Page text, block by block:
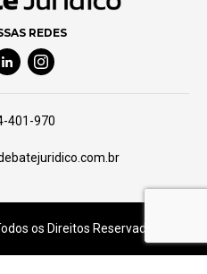
REDES
Social Media
Linkedin Social Media
Instagram Social Media
401-970
os Direitos Reservados